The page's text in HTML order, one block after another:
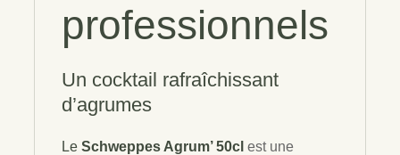
professionnels
Un cocktail rafraîchissant
d’agrumes
Le Schweppes Agrum’ 50cl est une